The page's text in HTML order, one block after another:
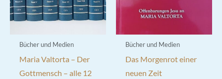
Bücher und Medien
Maria Valtorta – Der
Gottmensch – alle 12
Bücher und Medien
Das Morgenrot einer
neuen Zeit